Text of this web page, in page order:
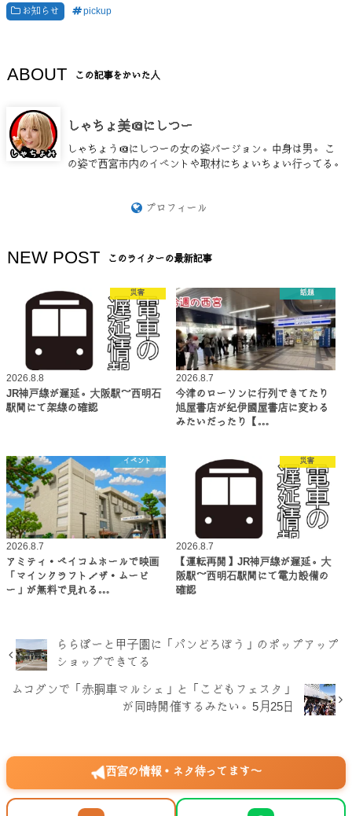
お知らせ pickup
ABOUT この記事をかいた人
しゃちょ美＠にしつー
しゃちょう＠にしつーの女の姿バージョン。中身は男。 こ
の姿で西宮市内のイベントや取材にちょいちょい行ってる。
プロフィール
NEW POST このライターの最新記事
災害
2026.8.8
JR神戸線が遅延。大阪駅～西明石
駅間にて架線の確認
話題
2026.8.7
今津のローソンに行列できてたり
旭屋書店が紀伊國屋書店に変わる
みたいだったり【…
イベント
2026.8.7
アミティ・ベイコムホールで映画
「マインクラフト／ザ・ムービ
ー」が無料で見れる…
災害
2026.8.7
【運転再開】JR神戸線が遅延。大
阪駅～西明石駅間にて電力設備の
確認
ららぽーと甲子園に「パンどろぼう」のポップアップ
ショップできてる
ムコダンで「赤胴車マルシェ」と「こどもフェスタ」
が同時開催するみたい。5月25日
西宮の情報・ネタ待ってます〜